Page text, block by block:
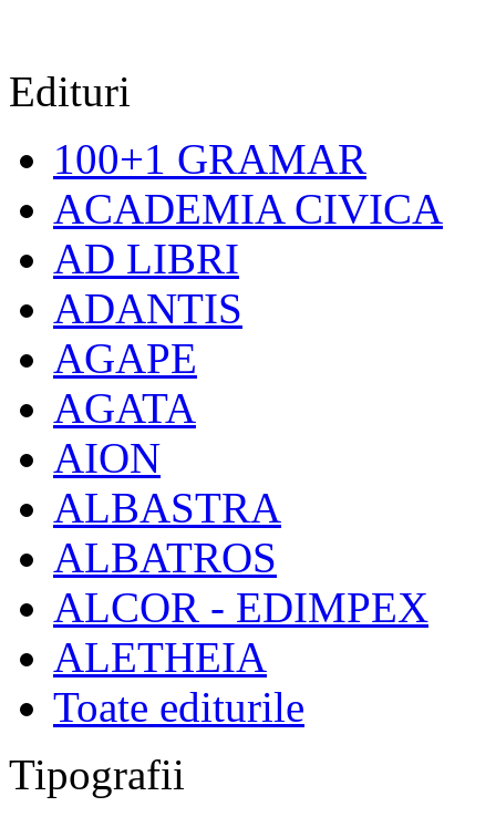
Edituri
100+1 GRAMAR
ACADEMIA CIVICA
AD LIBRI
ADANTIS
AGAPE
AGATA
AION
ALBASTRA
ALBATROS
ALCOR - EDIMPEX
ALETHEIA
Toate editurile
Tipografii